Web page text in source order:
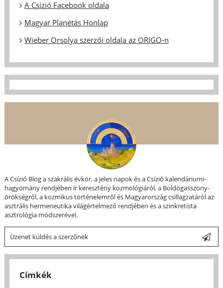
A Csízió Facebook oldala
Magyar Planétás Honlap
Wieber Orsolya szerzői oldala az ORIGO-n
A Csízió Blog a szakrális évkör, a jeles napok és a Csízió kalendáriumi-
hagyomány rendjében ír keresztény kozmológiáról, a Boldogasszony-
örökségről, a kozmikus történelemről és Magyarország csillagzatáról az
asztrális hermeneutika világértelmező rendjében és a szinkretista
asztrológia módszerével.
Üzenet küldés a szerzőnek
Címkék